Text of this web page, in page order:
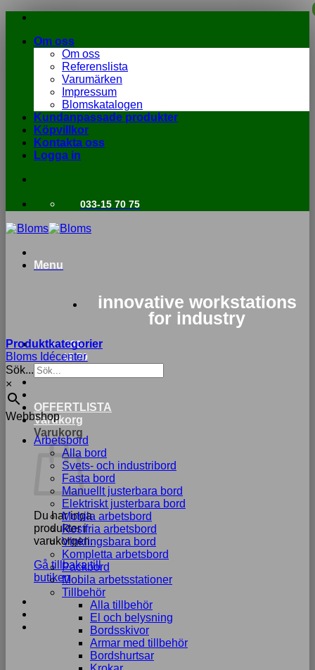
Skip
contentOm oss
Om oss
Referenslista
Varumärken
Impressum
Blomskatalogen
Kundanpassade produkter
Köpvillkor
Kontakta oss
Logga in
033-15 70 75
Menu
innovative workstations
for industry
033-
15 70
OFFERTLISTA
Varukorg
Varukorg
Du har inga
produkter i
varukorgen.
Gå tillbaka till
butiken
Produktkategorier
Bloms Idécenter
Sök...
×
Webbshop
Arbetsbord
Alla bord
Svets- och industribord
Fasta bord
Manuellt justerbara bord
Elektriskt justerbara bord
Mobila arbetsbord
Rostfria arbetsbord
Vinklingsbara bord
Kompletta arbetsbord
Packbord
Mobila arbetsstationer
Tillbehör
Alla tillbehör
El och belysning
Bordsskivor
Armar med tillbehör
Bordshurtsar